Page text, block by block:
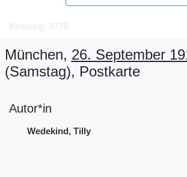
Kennung: 3775
München, 26. September
(Samstag), Postkarte
Autor*in
Wedekind, Tilly